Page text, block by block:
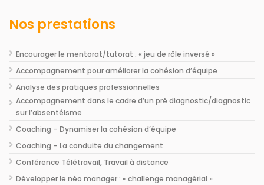
Nos prestations
Encourager le mentorat/tutorat : « jeu de rôle inversé »
Accompagnement pour améliorer la cohésion d’équipe
Analyse des pratiques professionnelles
Accompagnement dans le cadre d’un pré diagnostic/diagnostic
sur l’absentéisme
Coaching – Dynamiser la cohésion d’équipe
Coaching – La conduite du changement
Conférence Télétravail, Travail à distance
Développer le néo manager : « challenge managérial »